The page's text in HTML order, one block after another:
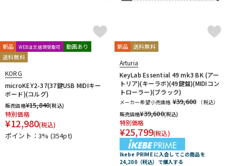
新品 WEB注文店頭受取可
動画あり
送料無料
KORG
microKEY2-37(37鍵USB MIDIキー
ボード)(コルグ)
販売価格¥15,840(税込)
特別価格
¥12,980(税込)
ポイント：3% (354pt)
新品 送料無料
Arturia
KeyLab Essential 49 mk3 BK (アー
トリア)(キーラボ)(49鍵盤)(MIDIコン
トローラー)(ブラック)
メーカー希望小売価格 ¥39,600
（税込）
販売価格¥39,600(税込)
特別価格
¥25,799(税込)
Ikebe PRIME に入会してこの商品を
24,200（税込）で購入する